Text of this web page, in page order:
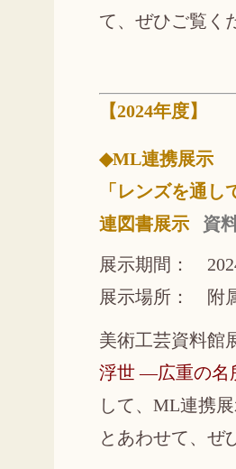
て、ぜひご覧く
【2024年度】
◆ML連携展示
「レンズを通
連図書展示 資
展示期間：
展示場所： 附
美術工芸資料館
浮世 ―広重の名
して、ML連携
とあわせて、ぜ